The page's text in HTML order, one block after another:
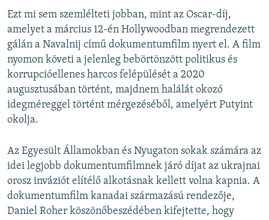
Ezt mi sem szemlélteti jobban, mint az Oscar-díj,
amelyet a március 12-én Hollywoodban megrendezett
gálán a Navalnij című dokumentumfilm nyert el. A film
nyomon követi a jelenleg bebörtönzött politikus és
korrupcióellenes harcos felépülését a 2020
augusztusában történt, majdnem halálát okozó
idegméreggel történt mérgezéséből, amelyért Putyint
okolja.
Az Egyesült Államokban és Nyugaton sokak számára az
idei legjobb dokumentumfilmnek járó díjat az ukrajnai
orosz inváziót elítélő alkotásnak kellett volna kapnia. A
dokumentumfilm kanadai származású rendezője,
Daniel Roher köszönőbeszédében kifejtette, hogy